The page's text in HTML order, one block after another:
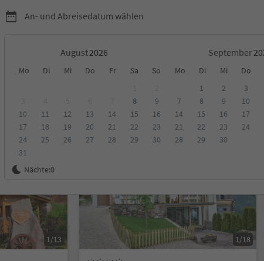
An- und Abreisedatum wählen
August September
Mo Di Mi Do Fr Sa So Mo Di Mi Do
8
9
10
11 12 13 14 15
16
17
18 19 20 21 22
23
24
25 26 27 28 29
30
31
1 2 3
7
8 9 10
14
15 16 17
21
22 23 24
28
29 30
Nächte:0
Kategorie Verpflegungsart Nachhaltige Unterkunft
1/13 1/18